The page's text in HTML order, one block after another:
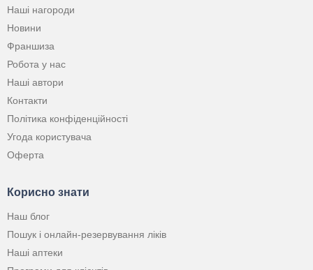
Наші нагороди
Новини
Франшиза
Робота у нас
Наші автори
Контакти
Політика конфіденційності
Угода користувача
Оферта
Корисно знати
Наш блог
Пошук і онлайн-резервування ліків
Наші аптеки